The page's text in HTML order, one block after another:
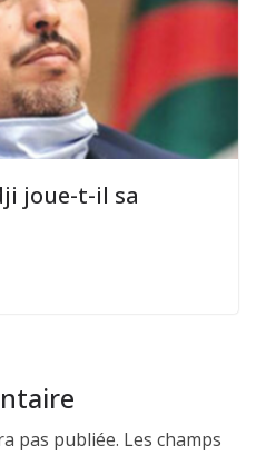
joue-t-il sa
pas publiée. Les champs